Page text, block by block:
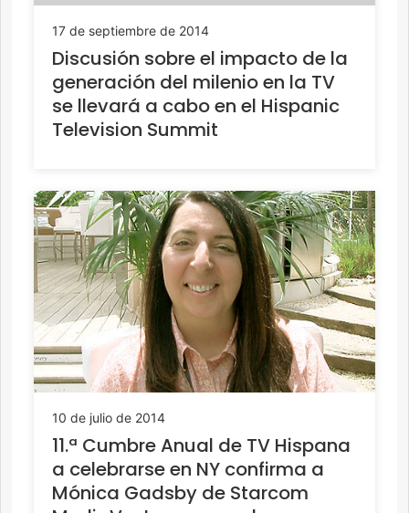
17 de septiembre de 2014
Discusión sobre el impacto de la
generación del milenio en la TV
se llevará a cabo en el Hispanic
Television Summit
10 de julio de 2014
11.ª Cumbre Anual de TV Hispana
a celebrarse en NY confirma a
Mónica Gadsby de Starcom